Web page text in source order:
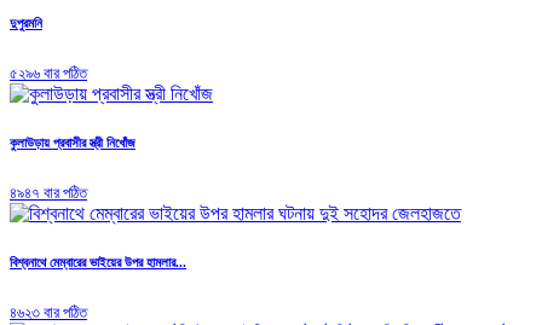
দুপুরমনি
৫২৯৬ বার পঠিত
কুলাউড়ায় প্রবাসীর স্ত্রী নিখোঁজ
৪৯৪৭ বার পঠিত
বিশ্বনাথে মেম্বারের ভাইয়ের উপর হামলার...
৪৬২৩ বার পঠিত